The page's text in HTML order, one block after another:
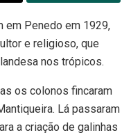
em Penedo em 1929,
e religioso, que
nos trópicos.
os colonos fincaram
Lá passaram
a criação de galinhas